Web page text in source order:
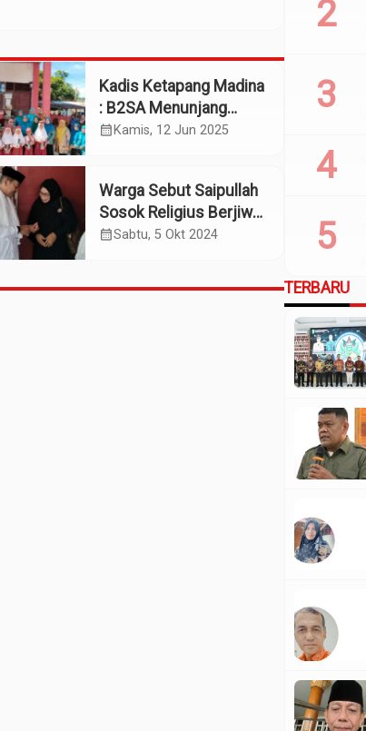
Kadis Ketapang Madina
: B2SA Menunjang
Kegiatan Makan Bergizi
calendar_month Kamis, 12 Jun 2025
Warga Sebut Saipullah
Sosok Religius Berjiwa
Sosial Tinggi
calendar_monthSabtu, 5 Okt 2024
TERBARU